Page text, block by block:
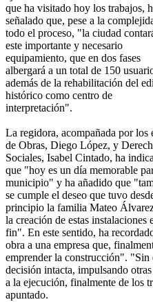
que ha visitado hoy los trabajos,
señalado que, pese a la
todo el proceso, "la ciudad
este importante y necesario
equipamiento, que en dos fases
albergará a un total de 150
además de la rehabilitación del
histórico como centro de
interpretación".
La regidora, acompañada por los
de Obras, Diego López, y
Sociales, Isabel Cintado, ha
que "hoy es un día memorable
municipio" y ha añadido que
se cumple el deseo que tuvo
principio la familia Mateo
la creación de estas instalaciones
fin". En este sentido, ha
obra a una empresa que,
emprender la construcción". "Sin
decisión intacta, impulsando
a la ejecución, finalmente de los
apuntado.